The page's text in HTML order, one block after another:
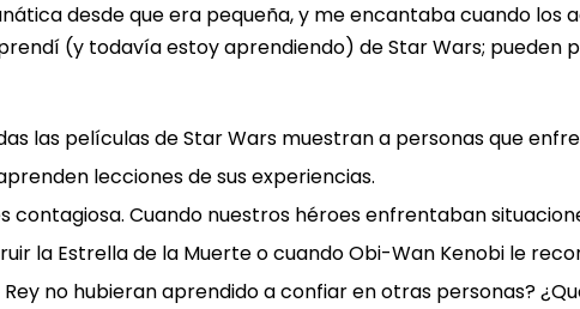
desde que era pequeña, y me encantaba cuando
(y todavía estoy aprendiendo) de Star Wars; pueden
las películas de Star Wars muestran a personas que
lecciones de sus experiencias.
Cuando nuestros héroes enfrentaban
la Estrella de la Muerte o cuando Obi-Wan Kenobi le
no hubieran aprendido a confiar en otras personas?